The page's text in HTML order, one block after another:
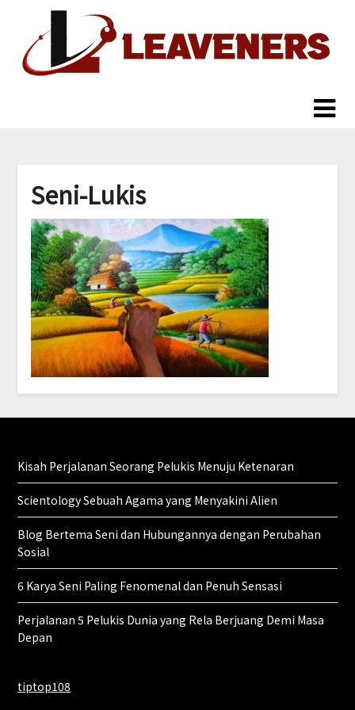
content
Seni-Lukis
Kisah Perjalanan Seorang Pelukis Menuju Ketenaran
Scientology Sebuah Agama yang Menyakini Alien
Blog Bertema Seni dan Hubungannya dengan Perubahan
Sosial
6 Karya Seni Paling Fenomenal dan Penuh Sensasi
Perjalanan 5 Pelukis Dunia yang Rela Berjuang Demi Masa
Depan
tiptop108